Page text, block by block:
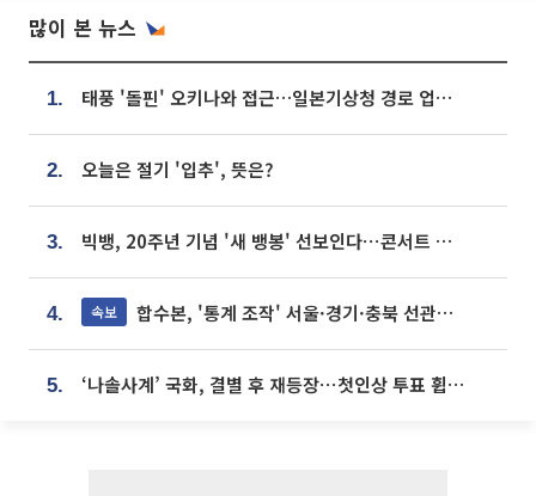
많이 본 뉴스
1. 태풍 '돌핀' 오키나와 접근…일본기상청 경로 업데이트
2. 오늘은 절기 '입추', 뜻은?
3. 빅뱅, 20주년 기념 '새 뱅봉' 선보인다⋯콘서트 앞두고 팝업 개최
4. 속보 합수본, '통계 조작' 서울·경기·충북 선관위 등 추가 압수수색
5. ‘나솔사계’ 국화, 결별 후 재등장⋯첫인상 투표 휩쓸고 ‘인기녀’ 등극